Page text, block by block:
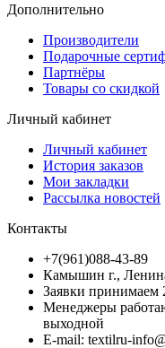
Дополнительно
Производители
Подарочные
Партнёры
Товары со скидкой
Личный кабинет
Личный кабинет
История заказов
Мои закладки
Рассылка новостей
Контакты
+7(961)088-43-89
Камышин г.,
Заявки принимаем
Менеджеры
выходной
E-mail: textilru-